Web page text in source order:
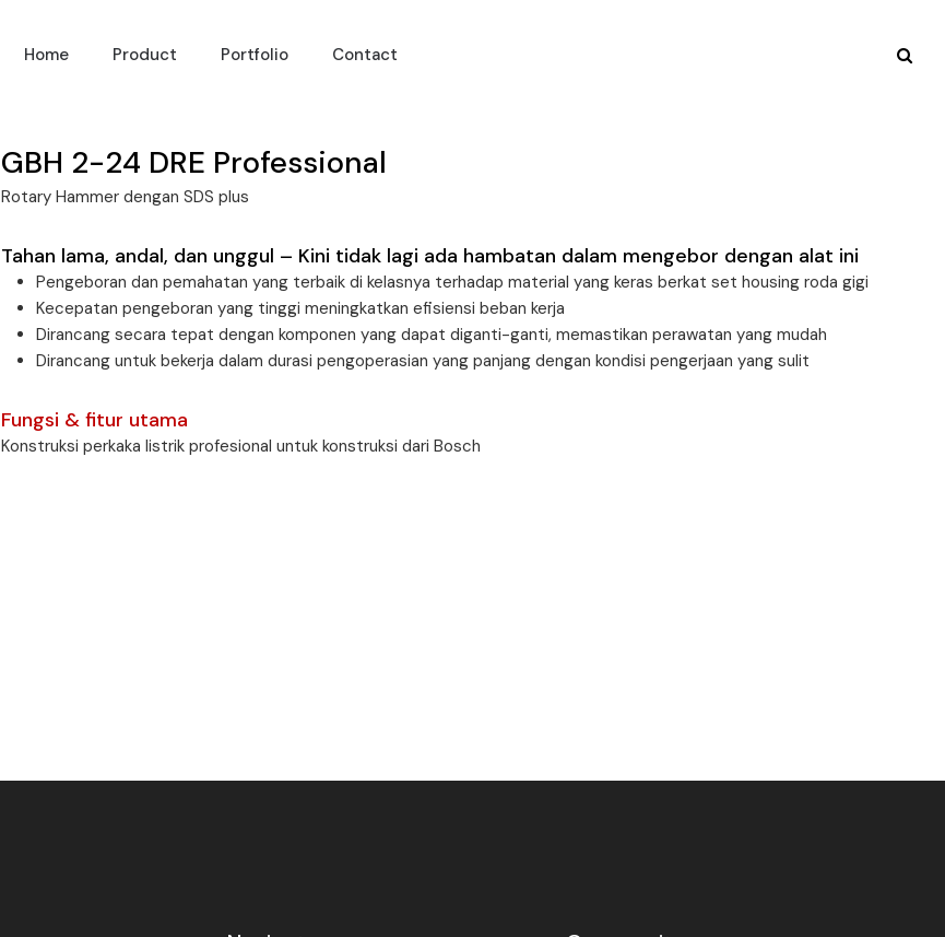
Home Product Portfolio Contact
GBH 2-24 DRE Professional
Rotary Hammer dengan SDS plus
Tahan lama, andal, dan unggul – Kini tidak lagi ada hambatan dalam mengebor dengan alat ini
Pengeboran dan pemahatan yang terbaik di kelasnya terhadap material yang keras berkat set housing roda gigi
Kecepatan pengeboran yang tinggi meningkatkan efisiensi beban kerja
Dirancang secara tepat dengan komponen yang dapat diganti-ganti, memastikan perawatan yang mudah
Dirancang untuk bekerja dalam durasi pengoperasian yang panjang dengan kondisi pengerjaan yang sulit
Fungsi & fitur utama
Konstruksi perkaka listrik profesional untuk konstruksi dari Bosch